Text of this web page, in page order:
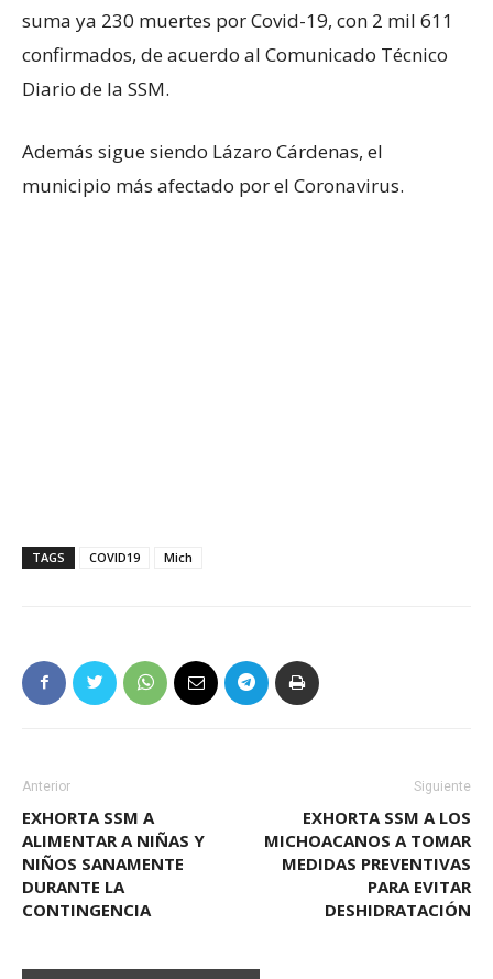
suma ya 230 muertes por Covid-19, con 2 mil 611
confirmados, de acuerdo al Comunicado Técnico
Diario de la SSM.
Además sigue siendo Lázaro Cárdenas, el
municipio más afectado por el Coronavirus.
TAGS COVID19 Mich
Anterior
EXHORTA SSM A
ALIMENTAR A NIÑAS Y
NIÑOS SANAMENTE
DURANTE LA
CONTINGENCIA
Siguiente
EXHORTA SSM A LOS
MICHOACANOS A TOMAR
MEDIDAS PREVENTIVAS
PARA EVITAR
DESHIDRATACIÓN